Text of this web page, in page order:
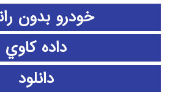
خودرو بدون
داده كاوي
دانلود